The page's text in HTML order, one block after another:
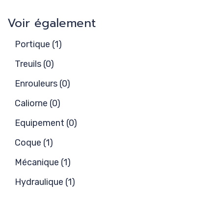
Voir également
Portique (1)
Treuils (0)
Enrouleurs (0)
Caliorne (0)
Equipement (0)
Coque (1)
Mécanique (1)
Hydraulique (1)